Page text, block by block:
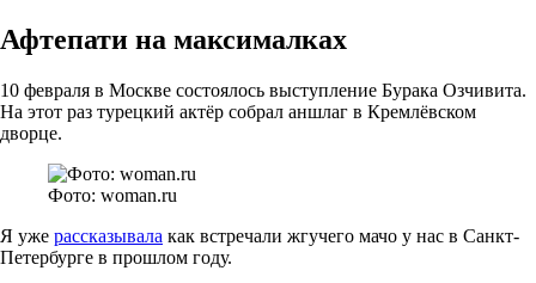
Афтепати на максималках
10 февраля в Москве состоялось выступление Бурака Озчивита.
На этот раз турецкий актёр собрал аншлаг в Кремлёвском
дворце.
Фото: woman.ru
Я уже рассказывала как встречали жгучего мачо у нас в Санкт-
Петербурге в прошлом году.